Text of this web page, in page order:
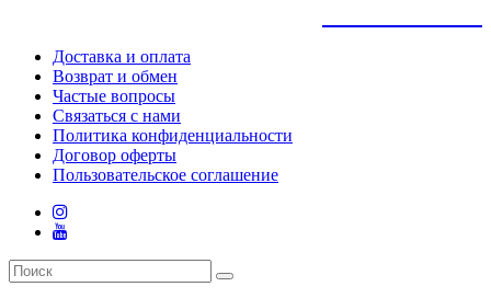
Доставка и оплата
Возврат и обмен
Частые вопросы
Связаться с нами
Политика конфиденциальности
Договор оферты
Пользовательское соглашение